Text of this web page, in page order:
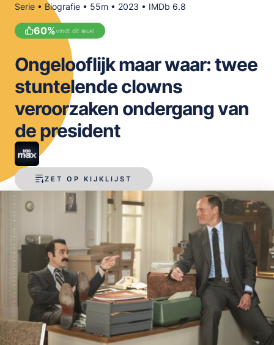
Serie • Biografie • 55m • 2023 • IMDb 6.8
60%vindt dit leuk!
ZET OP KIJKLIJST
Ongelooflijk maar waar: twee
stuntelende clowns
veroorzaken ondergang van
de president